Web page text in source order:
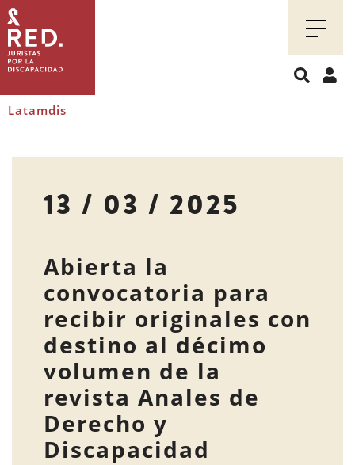
Juristas
por
la
discapacidad
Latamdis
13 / 03 / 2025
Abierta la
convocatoria para
recibir originales con
destino al décimo
volumen de la
revista Anales de
Derecho y
Discapacidad